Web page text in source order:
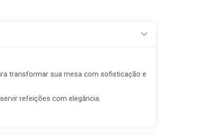
transformar sua mesa com sofisticação e
refeições com elegância.